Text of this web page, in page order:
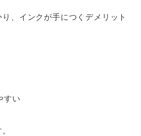
、インクが手につくデメリット
すい